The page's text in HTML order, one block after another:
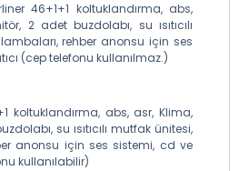
46+1+1 koltuklandırma, abs,
2 adet buzdolabı, su ısıtıcılı
rehber anonsu için ses
(cep telefonu kullanılmaz.)
koltuklandırma, abs, asr, Klima,
su ısıtıcılı mutfak ünitesi,
anonsu için ses sistemi, cd ve
kullanılabilir)